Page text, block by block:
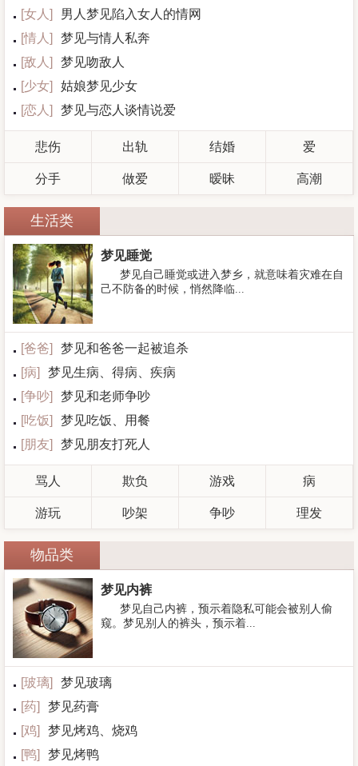
[女人 ]
男人梦见陷入女人的情网
[情人 ]
梦见与情人私奔
[敌人 ]
梦见吻敌人
[少女]
姑娘梦见少女
[恋人 ] 梦见与恋人谈情说爱
悲伤 出轨 结婚 爱
分手 做爱 暧昧 高潮
生活类
梦见睡觉
梦见自己睡觉或进入梦乡，就意味着灾难在自
己不防备的时候，悄然降临...
[爸爸]
梦见和爸爸一起被追杀
[病]
梦见生病、得病、疾病
[争吵]
梦见和老师争吵
[吃饭]
梦见吃饭、用餐
[朋友] 梦见朋友打死人
骂人 欺负 游戏 病
游玩 吵架 争吵 理发
物品类
梦见内裤
梦见自己内裤，预示着隐私可能会被别人偷
窥。梦见别人的裤头，预示着...
[玻璃]
梦见玻璃
[药]
梦见药膏
[鸡]
梦见烤鸡、烧鸡
[鸭] 梦见烤鸭